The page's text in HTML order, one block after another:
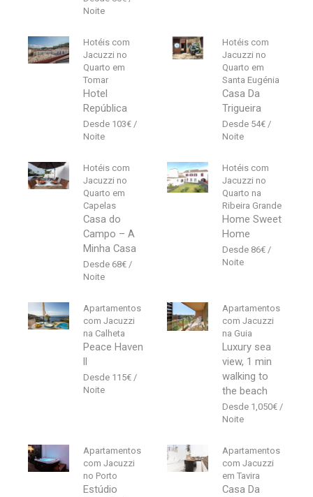
Hotéis com
Jacuzzi no
Quarto em
Tomar
Hotel
República
103€
Hotéis com
Jacuzzi no
Quarto em
Santa Eugénia
Casa Da
Trigueira
54€
Hotéis com
Jacuzzi no
Quarto em
Capelas
Casa do
Campo – A
Minha Casa
68€
Hotéis com
Jacuzzi no
Quarto na
Ribeira Grande
Home Sweet
Home
86€
Apartamentos
com Jacuzzi
na Calheta
Peace Haven
ll
115€
Apartamentos
com Jacuzzi
na Guia
Luxury sea
view, 1 min
walking to
the beach
1,050€
Apartamentos
com Jacuzzi
no Porto
Estúdio
Apartamentos
com Jacuzzi
em Tavira
Casa Da